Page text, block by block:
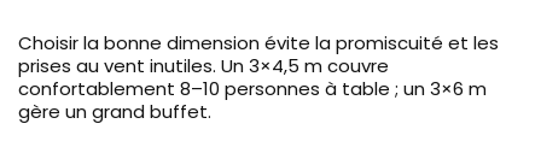
Choisir la bonne dimension évite la promiscuité et les
prises au vent inutiles. Un 3×4,5 m couvre
confortablement 8–10 personnes à table ; un 3×6 m
gère un grand buffet.